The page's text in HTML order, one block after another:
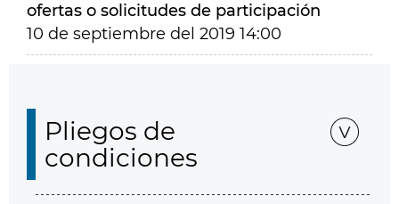
ofertas o solicitudes de participación
10 de septiembre del 2019 14:00
Pliegos de
condiciones